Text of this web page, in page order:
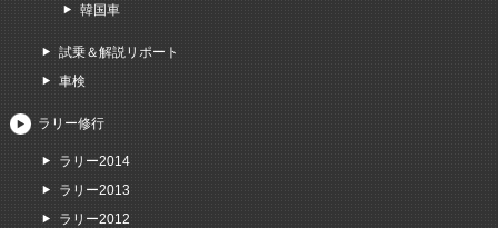
韓国車
試乗＆解説リポート
車検
ラリー修行
ラリー2014
ラリー2013
ラリー2012